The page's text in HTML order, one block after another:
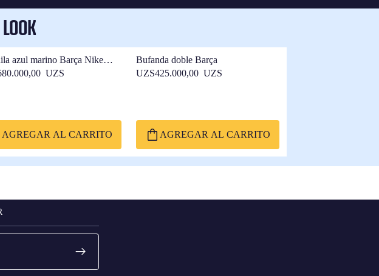
azul marino Barça Nike
UZS
AGREGAR AL CARRITO
Bufanda doble Barça
UZS425.000,00 UZS
AGREGAR AL CARRITO